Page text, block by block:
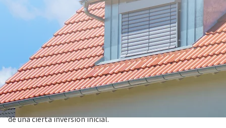
18 marzo 2026
La energía solar destinada al autoconsumo en España está
actualmente en expansión. Cada vez son más los hogares
que se suman a las ventajas de contar con placas solares. No
obstante, la instalación de este tipo de tecnología requiere
de una cierta inversión inicial.